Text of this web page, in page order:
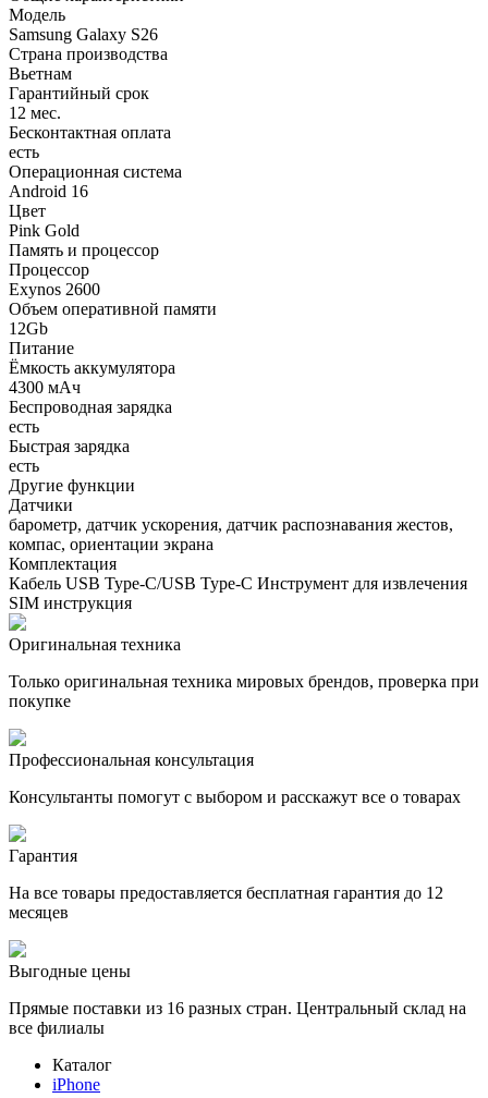
Модель
Samsung Galaxy S26
Страна производства
Вьетнам
Гарантийный срок
12 мес.
Бесконтактная оплата
есть
Операционная система
Android 16
Цвет
Pink Gold
Память и процессор
Процессор
Exynos 2600
Объем оперативной памяти
12Gb
Питание
Ёмкость аккумулятора
4300 мАч
Беспроводная зарядка
есть
Быстрая зарядка
есть
Другие функции
Датчики
барометр, датчик ускорения, датчик распознавания жестов,
компас, ориентации экрана
Комплектация
Кабель USB Type-C/USB Type-C Инструмент для извлечения
SIM инструкция
Оригинальная техника
Только оригинальная техника мировых брендов, проверка при
покупке
Профессиональная консультация
Консультанты помогут с выбором и расскажут все о товарах
Гарантия
На все товары предоставляется бесплатная гарантия до 12
месяцев
Выгодные цены
Прямые поставки из 16 разных стран. Центральный склад на
все филиалы
Каталог
iPhone